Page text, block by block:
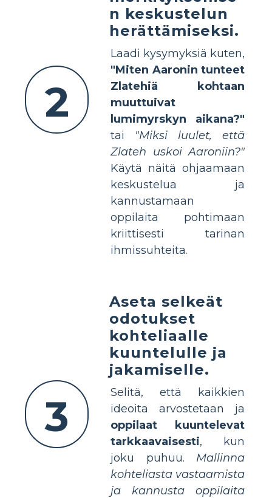
2
n keskustelun
herättämiseksi.
Laadi kysymyksiä kuten,
"Miten Aaronin tunteet
Zlatehiä kohtaan
muuttuivat
lumimyrskyn aikana?"
tai "Miksi luulet, että
Zlateh uskoi Aaroniin?"
Käytä näitä ohjaamaan
keskustelua ja
kannustamaan
oppilaita pohtimaan
kriittisesti tarinan
ihmissuhteita.
3
Aseta selkeät
odotukset
kohteliaalle
kuuntelulle ja
jakamiselle.
Selitä, että kaikkien
ideoita arvostetaan ja
oppilaat kuuntelevat
tarkkaavaisesti, kun
joku puhuu. Mallinna
kohteliasta vastaamista
ja kannusta oppilaita